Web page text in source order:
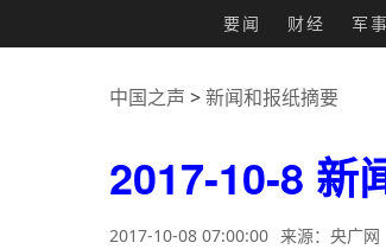
要闻 财经 军事
中国之声 >新闻和报纸摘要
2017-10-8 新
2017-10-08 07:00:00 来源：央广网